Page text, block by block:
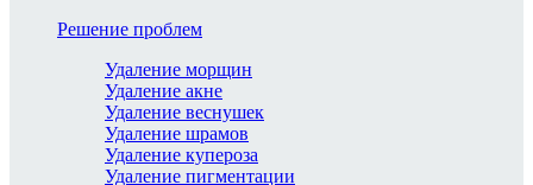
Решение проблем
Удаление морщин
Удаление акне
Удаление веснушек
Удаление шрамов
Удаление купероза
Удаление пигментации